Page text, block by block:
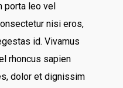
porta leo vel
nisi eros,
id. Vivamus
rhoncus sapien
dolor et dignissim